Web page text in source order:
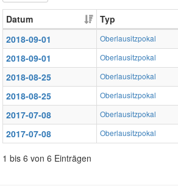
Datum
Typ
2018-09-01
Oberlausitzpokal
2018-09-01 Oberlausitzpokal
2018-08-25 Oberlausitzpokal
2018-08-25 Oberlausitzpokal
2017-07-08 Oberlausitzpokal
2017-07-08 Oberlausitzpokal
1 bis 6 von 6 Einträgen